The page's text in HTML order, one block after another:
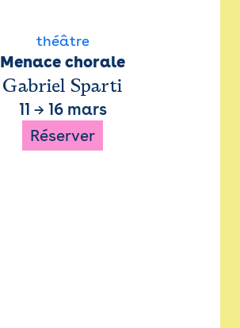
théâtre
Menace chorale
Gabriel Sparti
11 → 16 mars
Réserver